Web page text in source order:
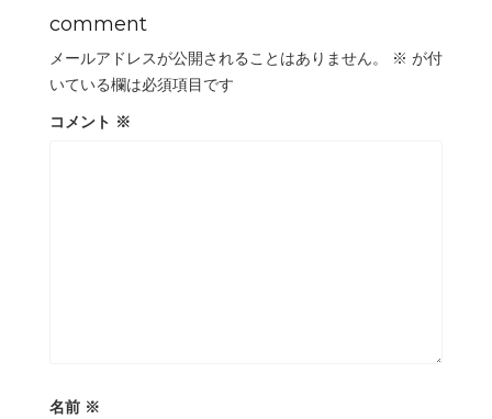
comment
メールアドレスが公開されることはありません。 ※ が付
いている欄は必須項目です
コメント ※
名前 ※